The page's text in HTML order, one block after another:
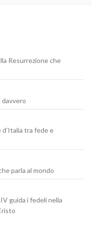
Resurrezione che
tra fede e
parla al mondo
guida i fedeli nella